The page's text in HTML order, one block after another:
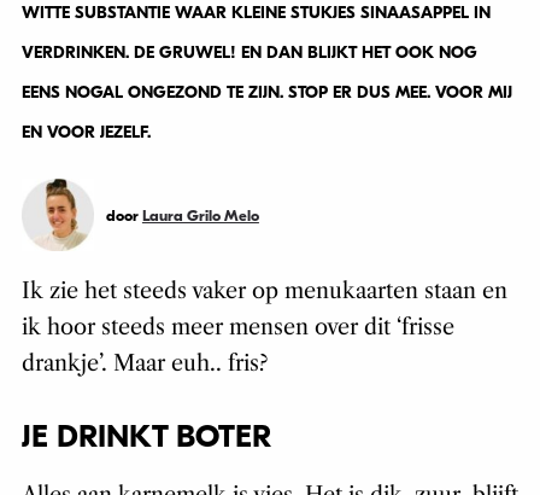
WITTE SUBSTANTIE WAAR KLEINE STUKJES SINAASAPPEL IN
VERDRINKEN. DE GRUWEL! EN DAN BLIJKT HET OOK NOG
EENS NOGAL ONGEZOND TE ZIJN. STOP ER DUS MEE. VOOR MIJ
EN VOOR JEZELF.
door Laura Grilo Melo
Ik zie het steeds vaker op menukaarten staan en
ik hoor steeds meer mensen over dit ‘frisse
drankje’. Maar euh.. fris?
JE DRINKT BOTER